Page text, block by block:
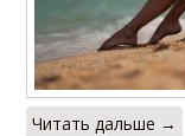
Читать дальше →